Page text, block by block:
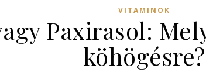
VITAMINOK
Paxirasol:
köhögésre?